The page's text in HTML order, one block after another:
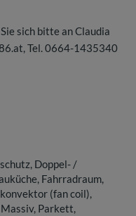
sich bitte an Claudia
Tel. 0664-1435340
Doppel- /
Fahrradraum
(fan coil)
Massiv Parkett